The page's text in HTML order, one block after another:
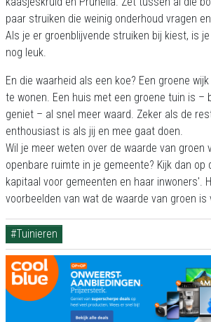
paar struiken die weinig onderhoud vragen
Als je er groenblijvende struiken bij kiest, is
nog leuk.
En die waarheid als een koe? Een groene
te wonen. Een huis met een groene tuin is –
geniet – al snel meer waard. Zeker als de
enthousiast is als jij en mee gaat doen.
Wil je meer weten over de waarde van groen
openbare ruimte in je gemeente? Kijk dan op
kapitaal voor gemeenten en haar inwoners'.
voorbeelden van wat de waarde van groen is
#Tuinieren